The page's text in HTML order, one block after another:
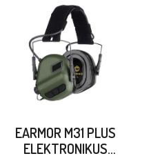
EARMOR M31 PLUS
ELEKTRONIKUS